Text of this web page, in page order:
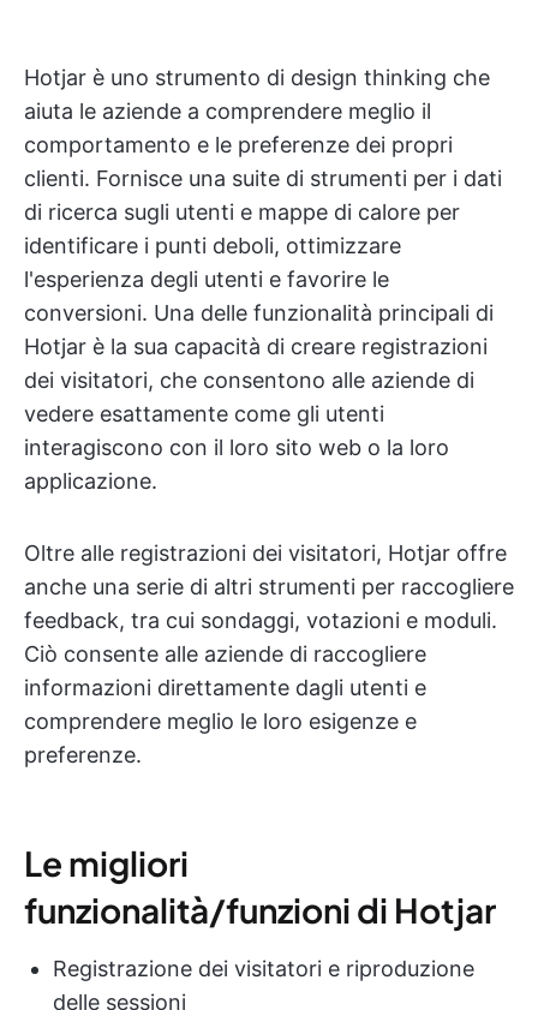
Hotjar è uno strumento di design thinking che
aiuta le aziende a comprendere meglio il
comportamento e le preferenze dei propri
clienti. Fornisce una suite di strumenti per i dati
di ricerca sugli utenti e mappe di calore per
identificare i punti deboli, ottimizzare
l'esperienza degli utenti e favorire le
conversioni. Una delle funzionalità principali di
Hotjar è la sua capacità di creare registrazioni
dei visitatori, che consentono alle aziende di
vedere esattamente come gli utenti
interagiscono con il loro sito web o la loro
applicazione.
Oltre alle registrazioni dei visitatori, Hotjar offre
anche una serie di altri strumenti per raccogliere
feedback, tra cui sondaggi, votazioni e moduli.
Ciò consente alle aziende di raccogliere
informazioni direttamente dagli utenti e
comprendere meglio le loro esigenze e
preferenze.
Le migliori
funzionalità/funzioni di Hotjar
Registrazione dei visitatori e riproduzione
delle sessioni